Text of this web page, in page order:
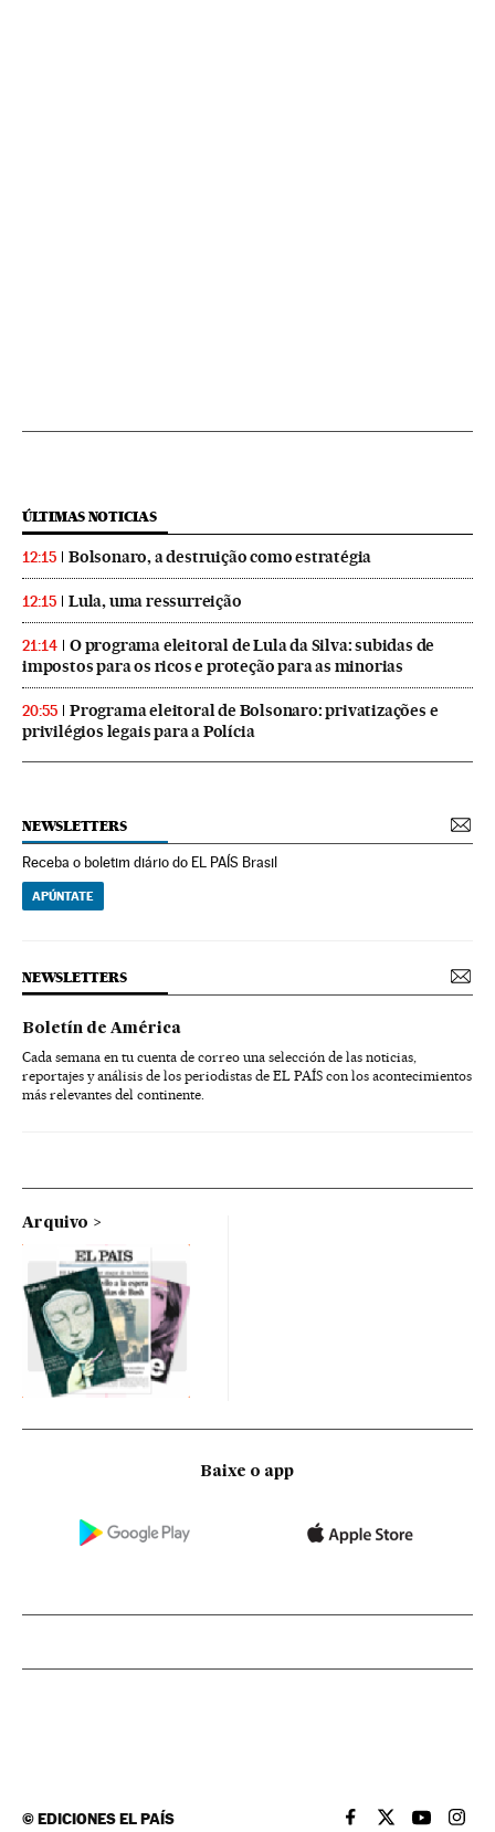
ÚLTIMAS NOTICIAS
12:15 Bolsonaro, a destruição como estratégia
12:15 Lula, uma ressurreição
21:14
O programa eleitoral de Lula da Silva: subidas de
impostos para os ricos e proteção para as minorias
20:55
Programa eleitoral de Bolsonaro: privatizações e
privilégios legais para a Polícia
NEWSLETTERS
Receba o boletim diário do EL PAÍS Brasil
APÚNTATE
NEWSLETTERS
Boletín de América
Cada semana en tu cuenta de correo una selección de las noticias,
reportajes y análisis de los periodistas de EL PAÍS con los acontecimientos
más relevantes del continente.
Arquivo
Baixe o app
©EDICIONES EL PAÍS EL PAÍS BRASIL EN
EL PAÍSEL PAÍS
EL